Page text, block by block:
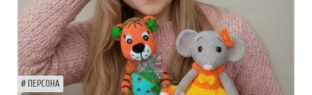
ПЕРСОНА